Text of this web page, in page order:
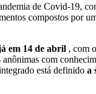
de Covid-19,
compostos por
em 14 de abril , com
anônimas com
está definido a